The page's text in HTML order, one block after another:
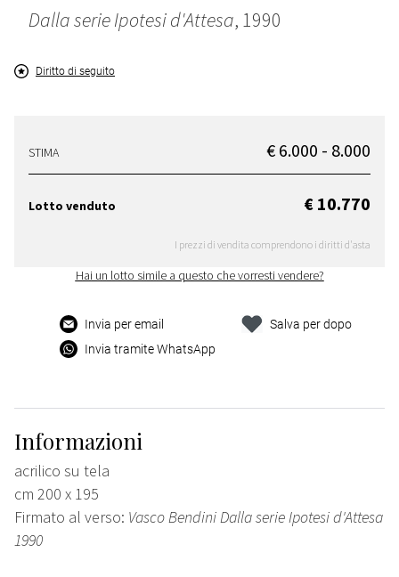
Dalla serie Ipotesi d'Attesa, 1990
Diritto di seguito
STIMA € 6.000 - 8.000
Lotto venduto € 10.770
I prezzi di vendita comprendono i diritti d'asta
Hai un lotto simile a questo che vorresti vendere?
Invia per email
Invia tramite WhatsApp
Salva per dopo
Informazioni
acrilico su tela
cm 200 x 195
Firmato al verso: Vasco Bendini Dalla serie Ipotesi d'Attesa
1990